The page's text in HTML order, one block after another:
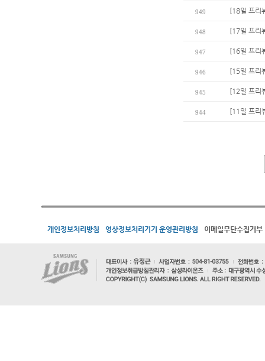
949 [18일 프리
948 [17일 프리
947 [16일 프리
946 [15일 프리
945 [12일 프리
944 [11일 프리
개인정보처리방침 영상정보처리기기 운영관리방침 이메일무단수집거부